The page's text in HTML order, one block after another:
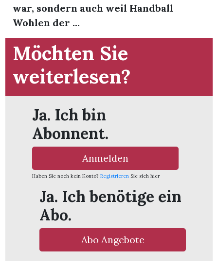
war, sondern auch weil Handball
Wohlen der ...
Möchten Sie
weiterlesen?
Ja. Ich bin
Abonnent.
Anmelden
Haben Sie noch kein Konto? Registrieren Sie sich hier
Ja. Ich benötige ein
Abo.
Abo Angebote